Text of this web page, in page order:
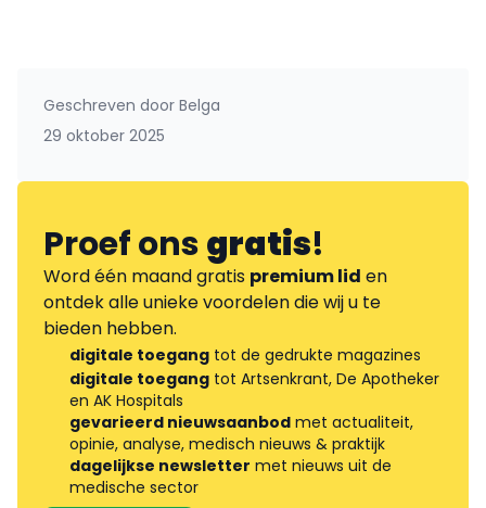
Geschreven door Belga
29 oktober 2025
Proef onsgratis!
Word één maand gratis premium lid en
ontdek alle unieke voordelen die wij u te
bieden hebben.
digitale toegang tot de gedrukte magazines
digitale toegang tot Artsenkrant, De Apotheker
en AK Hospitals
gevarieerd nieuwsaanbod met actualiteit,
opinie, analyse, medisch nieuws & praktijk
dagelijkse newsletter met nieuws uit de
medische sector